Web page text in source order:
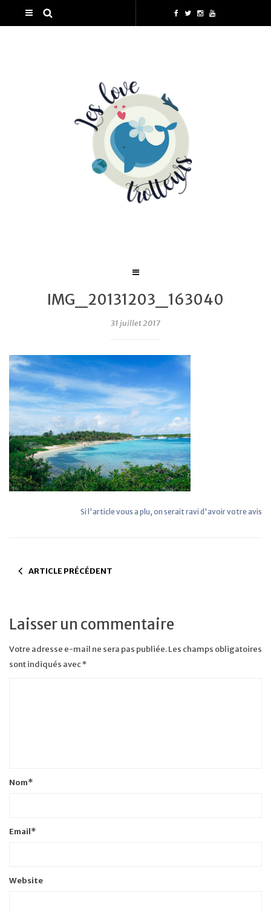
IMG_20131203_163040
31 juillet 2017
Si l'article vous a plu, on serait ravi d'avoir votre avis
ARTICLE PRÉCÉDENT
Laisser un commentaire
Votre adresse e-mail ne sera pas publiée.Les champs obligatoires
sont indiqués avec*
Nom*
Email*
Website